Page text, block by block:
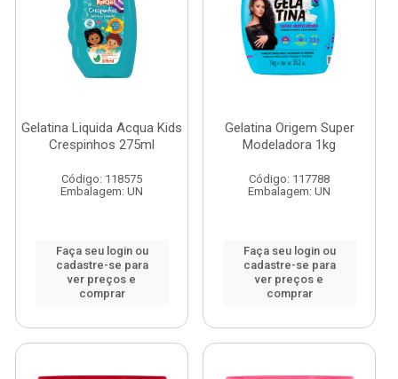
Gelatina Liquida Acqua Kids
Crespinhos 275ml
Código: 118575
Embalagem: UN
Faça seu login ou
cadastre-se para
ver preços e
comprar
Gelatina Origem Super
Modeladora 1kg
Código: 117788
Embalagem: UN
Faça seu login ou
cadastre-se para
ver preços e
comprar